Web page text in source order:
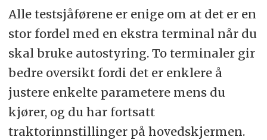
Alle testsjåførene er enige om at det er en
stor fordel med en ekstra terminal når du
skal bruke autostyring. To terminaler gir
bedre oversikt fordi det er enklere å
justere enkelte parametere mens du
kjører, og du har fortsatt
traktorinnstillinger på hovedskjermen.